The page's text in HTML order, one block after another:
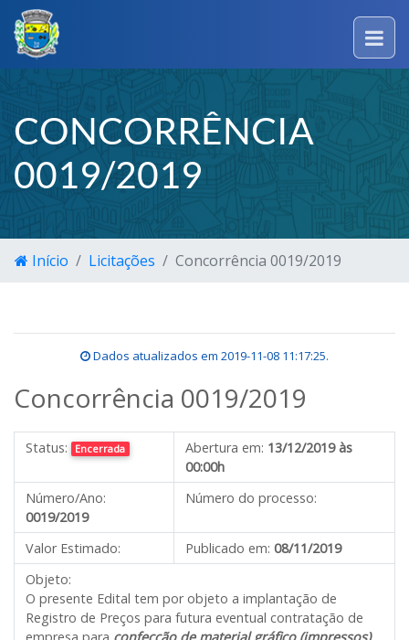
CONCORRÊNCIA
0019/2019
Início Licitações Concorrência 0019/2019
Dados atualizados em 2019-11-08 11:17:25.
Concorrência 0019/2019
Status: Encerrada Abertura em: 13/12/2019 às
00:00h
Número/Ano:
0019/2019
Número do processo:
Valor Estimado: Publicado em: 08/11/2019
Objeto:
O presente Edital tem por objeto a implantação de
Registro de Preços para futura eventual contratação de